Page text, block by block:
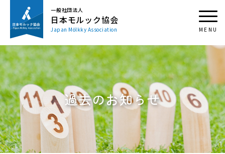
一般社団法人
日本モルック協会
Japan Mölkky Association
過去のお知らせ